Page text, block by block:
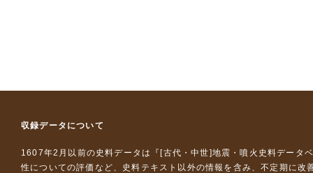
収録データについて
1607年2月以前の史料データは『 [古代・中世]地震・噴火史料データ
性についての評価など、史料テキスト以外の情報を含み、不定期に改